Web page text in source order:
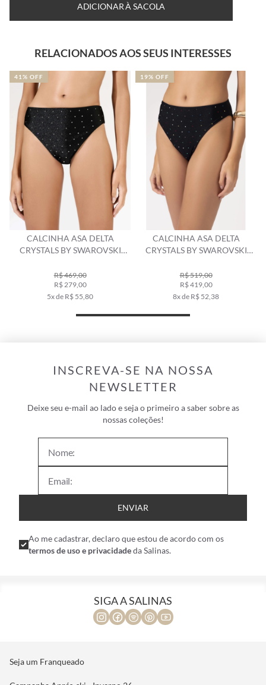
ADICIONAR À SACOLA
RELACIONADOS AOS SEUS INTERESSES
CALCINHA ASA DELTA
CRYSTALS BY SWAROVSKI
R$ 469,00
R$ 279,00
5x de R$ 55,80
41% OFF
CALCINHA ASA DELTA
CRYSTALS BY SWAROVSKI
R$ 519,00
R$ 419,00
8x de R$ 52,38
19% OFF
INSCREVA-SE NA NOSSA
NEWSLETTER
Deixe seu e-mail ao lado e seja o primeiro a saber sobre as
nossas coleções!
ENVIAR
Ao me cadastrar, declaro que estou de acordo com os
termos de uso e privacidadeda Salinas.
SIGA A SALINAS
Seja um Franqueado